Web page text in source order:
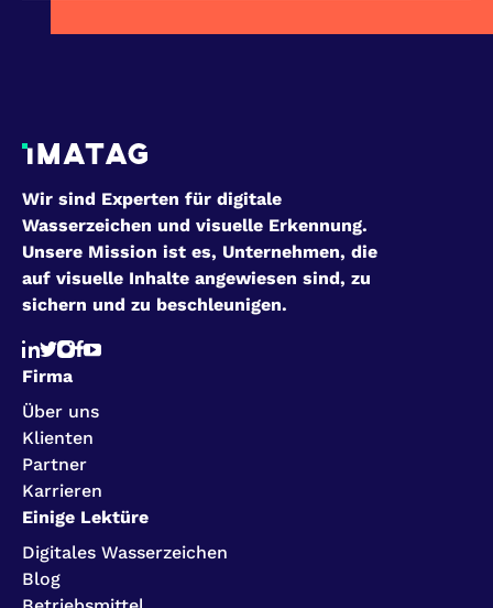
Wir sind Experten für digitale
Wasserzeichen und visuelle Erkennung.
Unsere Mission ist es, Unternehmen, die
auf visuelle Inhalte angewiesen sind, zu
sichern und zu beschleunigen.
Firma
Über uns
Klienten
Partner
Karrieren
Einige Lektüre
Digitales Wasserzeichen
Blog